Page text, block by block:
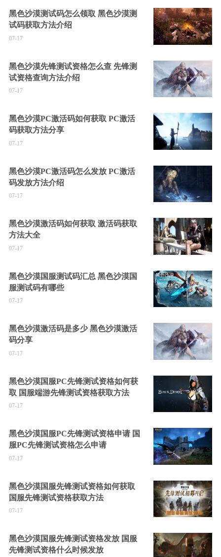
黑色沙漠测试码怎么领取 黑色沙漠测
试码获取方法介绍
07-17
黑色沙漠先锋测试资格怎么查 先锋测
试资格查询方法介绍
07-17
黑色沙漠PC激活码如何获取 PC激活
码获取方法分享
07-17
黑色沙漠PC激活码怎么发放 PC激活
码发放方法介绍
07-17
黑色沙漠激活码如何获取 激活码获取
方法大全
07-17
黑色沙漠国服测试码汇总 黑色沙漠国
服测试码有哪些
07-17
黑色沙漠激活码是多少 黑色沙漠激活
码分享
07-17
黑色沙漠国服PC先锋测试资格如何获
取 国服端游先锋测试资格获取方法
07-17
黑色沙漠国服PC先锋测试资格申请 国
服PC先锋测试资格怎么申请
07-17
黑色沙漠国服先锋测试资格如何获取
国服先锋测试资格获取方法
07-17
黑色沙漠国服先锋测试资格发放 国服
先锋测试资格什么时候发放